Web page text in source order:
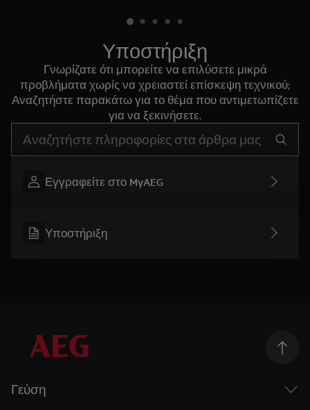
Υποστήριξη
Γνωρίζατε ότι μπορείτε να επιλύσετε μικρά
προβλήματα χωρίς να χρειαστεί επίσκεψη τεχνικού;
Αναζητήστε παρακάτω για το θέμα που αντιμετωπίζετε
για να ξεκινήσετε.
Εγγραφείτε στο MyAEG
Υποστήριξη
Γεύση